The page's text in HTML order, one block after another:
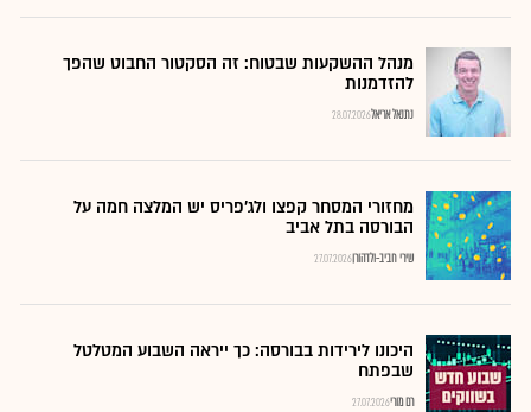
מנהל ההשקעות שבטוח: זה הסקטור החבוט שהפך
להזדמנות
28.07.2026נתנאל אריאל
מחזורי המסחר קפצו ולג'פריס יש המלצה חמה על
הבורסה בתל אביב
27.07.2026שירי חביב-ולדהורן
היכונו לירידות בבורסה: כך ייראה השבוע המטלטל
שבפתח
27.07.2026רם מורי